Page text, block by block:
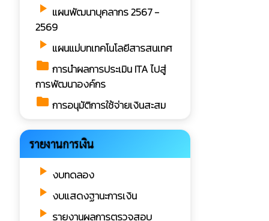
play_arrow แผนพัฒนาบุคลากร 2567 -
2569
play_arrow แผนแม่บทเทคโนโลยีสารสนเทศ
folder การนำผลการประเมิน ITA ไปสู่
การพัฒนาองค์กร
folder การอนุมัติการใช้จ่ายเงินสะสม
รายงานการเงิน
play_arrow งบทดลอง
play_arrow งบแสดงฐานะการเงิน
play_arrow รายงานผลการตรวจสอบ